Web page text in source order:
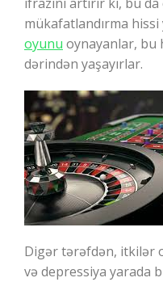
mükafatlandırma hissi
oyunu oynayanlar, bu
dərindən yaşayırlar.
Digər tərəfdən, itkilər
və depressiya yarada